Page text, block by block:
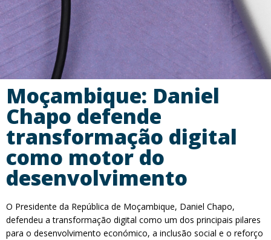
Moçambique: Daniel
Chapo defende
transformação digital
como motor do
desenvolvimento
O Presidente da República de Moçambique, Daniel Chapo,
defendeu a transformação digital como um dos principais pilares
para o desenvolvimento económico, a inclusão social e o reforço